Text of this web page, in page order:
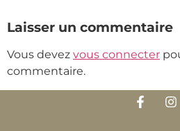
Laisser un commentaire
Vous devez vous connecter
commentaire.